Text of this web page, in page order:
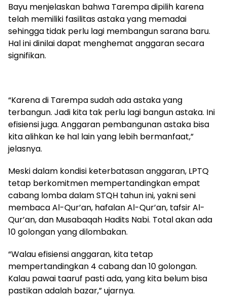
Bayu menjelaskan bahwa Tarempa dipilih karena
telah memiliki fasilitas astaka yang memadai
sehingga tidak perlu lagi membangun sarana baru.
Hal ini dinilai dapat menghemat anggaran secara
signifikan.
“Karena di Tarempa sudah ada astaka yang
terbangun. Jadi kita tak perlu lagi bangun astaka. Ini
efisiensi juga. Anggaran pembangunan astaka bisa
kita alihkan ke hal lain yang lebih bermanfaat,”
jelasnya.
Meski dalam kondisi keterbatasan anggaran, LPTQ
tetap berkomitmen mempertandingkan empat
cabang lomba dalam STQH tahun ini, yakni seni
membaca Al-Qur’an, hafalan Al-Qur’an, tafsir Al-
Qur’an, dan Musabaqah Hadits Nabi. Total akan ada
10 golongan yang dilombakan.
“Walau efisiensi anggaran, kita tetap
mempertandingkan 4 cabang dan 10 golongan.
Kalau pawai taaruf pasti ada, yang kita belum bisa
pastikan adalah bazar,” ujarnya.